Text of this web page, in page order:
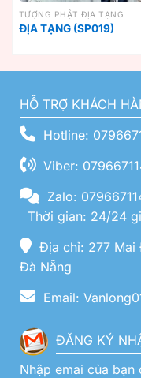
TƯỢNG PHẬT ĐỊA TẠNG
ĐỊA TẠNG (SP019)
HỖ TRỢ KHÁCH
Hotline:
Viber:
Zalo:
Thời gian: 24/24
Địa chỉ: 277 Mai
Đà Nẵng
Email:
ĐĂNG KÝ
Nhập emai của